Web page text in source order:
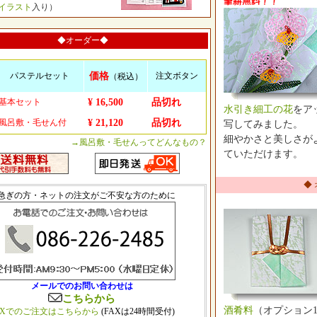
ラスト 入り）
◆オーダー◆
パステルセット 価格（税込） 注文ボタン
本セット ¥ 16,500 品切れ
呂敷・毛せん付 ¥ 21,120 品切れ
→風呂敷・毛せんってどんなもの？
ぎの方・ネットの注文がご不安な方のために
メールでのお問い合わせは
こちらから
でのご注文はこちらから (FAXは24時間受付)
水引き細工の花をア
写してみました。
細やかさと美しさが
ていただけます。
◆
酒肴料（オプション